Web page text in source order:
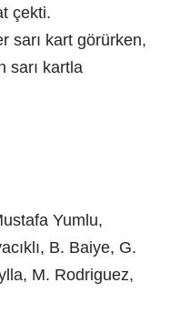
çekti.
sarı kart görürken,
sarı kartla
Yumlu,
B. Baiye, G.
M. Rodriguez,